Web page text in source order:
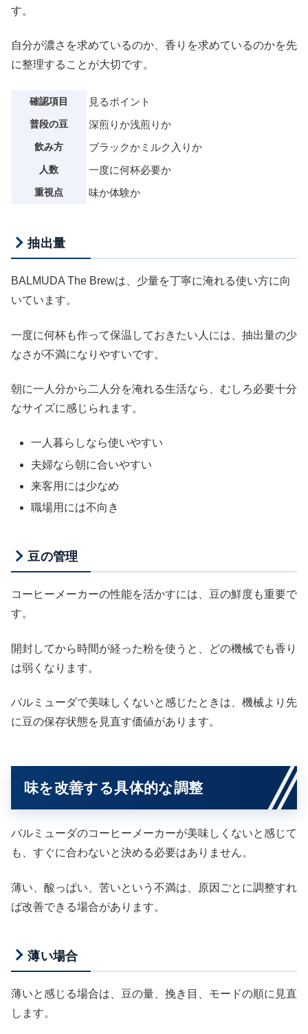
す。
自分が濃さを求めているのか、香りを求めているのかを先
に整理することが大切です。
確認項目 見るポイント
普段の豆 深煎りか浅煎りか
飲み方 ブラックかミルク入りか
人数 一度に何杯必要か
重視点 味か体験か
抽出量
BALMUDA The Brewは、少量を丁寧に淹れる使い方に向
いています。
一度に何杯も作って保温しておきたい人には、抽出量の少
なさが不満になりやすいです。
朝に一人分から二人分を淹れる生活なら、むしろ必要十分
なサイズに感じられます。
一人暮らしなら使いやすい
夫婦なら朝に合いやすい
来客用には少なめ
職場用には不向き
豆の管理
コーヒーメーカーの性能を活かすには、豆の鮮度も重要で
す。
開封してから時間が経った粉を使うと、どの機械でも香り
は弱くなります。
バルミューダで美味しくないと感じたときは、機械より先
に豆の保存状態を見直す価値があります。
味を改善する具体的な調整
バルミューダのコーヒーメーカーが美味しくないと感じて
も、すぐに合わないと決める必要はありません。
薄い、酸っぱい、苦いという不満は、原因ごとに調整すれ
ば改善できる場合があります。
薄い場合
薄いと感じる場合は、豆の量、挽き目、モードの順に見直
します。